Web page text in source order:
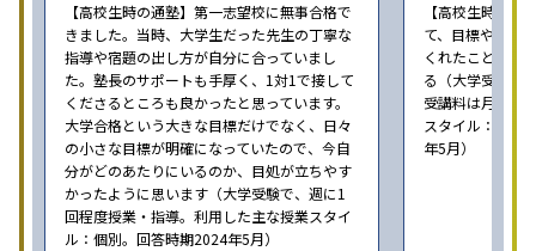
【高校生時の通塾】第一志望校に無事合格で
きました。当時、大学生だった先生の丁寧な
指導や宿題の出し方が自分に合っていまし
た。塾長のサポートも手厚く、1対1で接して
くださるところも良かったと思っています。
大学合格という大きな目標だけでなく、日々
の小さな目標が明確になっていたので、今自
分がどのあたりにいるのか、目処が立ちやす
かったように思います（大学受験で、週に1
回程度授業・指導。利用した主な授業スタイ
ル：個別。回答時期2024年5月）
【高校生時の通
て、目標や勉強
くれたことが、
る（大学受験で
受講料は月
スタイル：個別
年5月）